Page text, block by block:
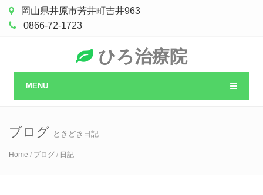
岡山県井原市芳井町吉井963
0866-72-1723
ひろ治療院
MENU
ブログ ときどき日記
Home / ブログ / 日記